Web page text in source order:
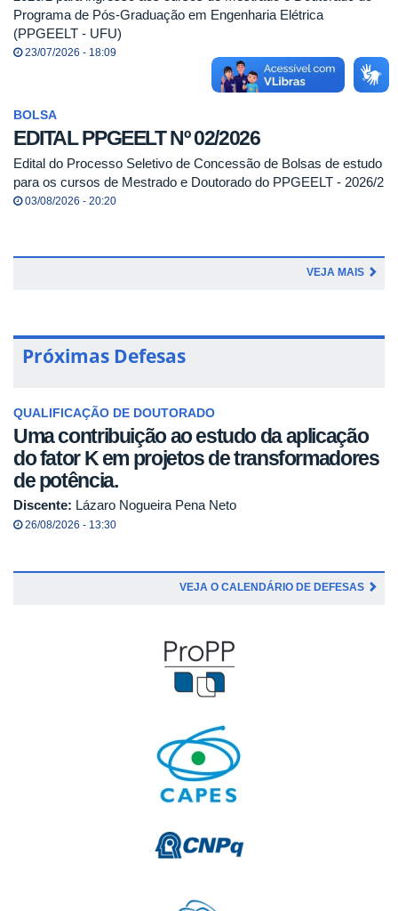
Programa de Pós-Graduação em Engenharia Elétrica
(PPGEELT - UFU)
23/07/2026 - 18:09
BOLSA
EDITAL PPGEELT Nº 02/2026
Edital do Processo Seletivo de Concessão de Bolsas de estudo
para os cursos de Mestrado e Doutorado do PPGEELT - 2026/2
03/08/2026 - 20:20
VEJA MAIS
Próximas Defesas
QUALIFICAÇÃO DE DOUTORADO
Uma contribuição ao estudo da aplicação
do fator K em projetos de transformadores
de potência.
Discente: Lázaro Nogueira Pena Neto
26/08/2026 - 13:30
VEJA O CALENDÁRIO DE DEFESAS